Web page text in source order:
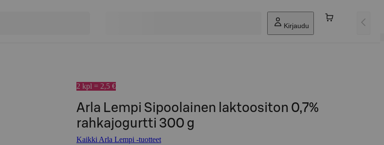
Kirjaudu
2 kpl = 2,5 €
Arla Lempi Sipoolainen laktoositon 0,7%
rahkajogurtti 300 g
Kaikki Arla Lempi -tuotteet